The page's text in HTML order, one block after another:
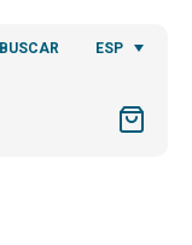
BUSCAR ESP